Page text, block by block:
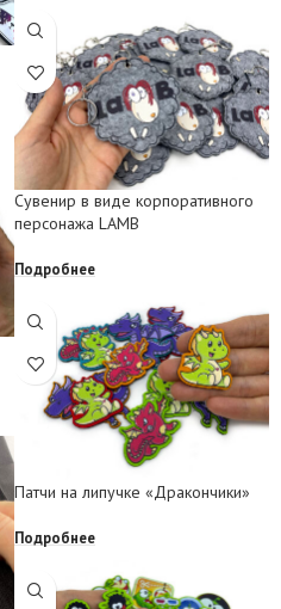
Сувенир в виде корпоративного
персонажа LAMB
Подробнее
Патчи на липучке «Дракончики»
Подробнее